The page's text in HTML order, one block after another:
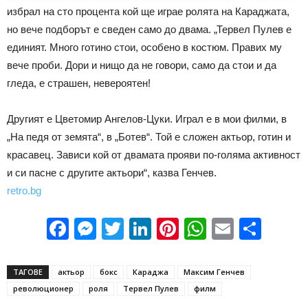
избрал на сто процента кой ще играе ролята на Караджата,
но вече подборът е сведен само до двама. „Тервел Пулев е
единият. Много готино стои, особено в костюм. Правих му
вече проби. Дори и нищо да не говори, само да стои и да
гледа, е страшен, невероятен!
Другият е Цветомир Ангелов-Цуки. Играл е в мои филми, в
„На педя от земята“, в „Ботев“. Той е сложен актьор, готин и
красавец. Зависи кой от двамата прояви по-голяма активност
и си пасне с другите актьори“, казва Генчев.
retro.bg
Facebook
Messenger
Twitter
LinkedIn
Pinterest
WhatsApp
Email
ТАГОВЕ актьор бокс Караджа
Максим Генчев
революционер
роля Тервел Пулев филм